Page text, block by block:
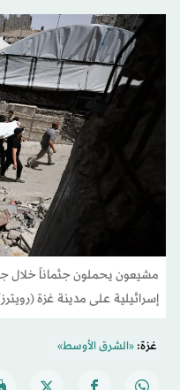
مشيعون يحملون جثماناً خلال
إسرائيلية على مدينة غزة
غزة:«الشرق الأوسط»